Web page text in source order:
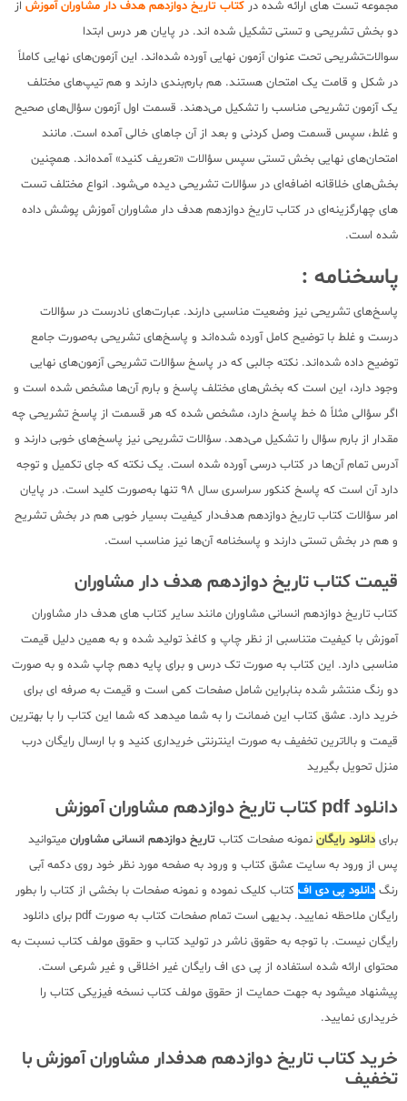
مجموعه تست های ارائه شده در کتاب تاریخ دوازدهم هدف دار مشاوران آموزش از
دو بخش تشریحی و تستی تشکیل شده اند. در پایان هر درس ابتدا
سوالات‌تشریحی تحت عنوان آزمون نهایی آورده شده‌اند. این آزمون‌های نهایی کاملاً
در شکل و قامت یک امتحان هستند. هم بارم‌بندی دارند و هم تیپ‌های مختلف
یک آزمون تشریحی مناسب را تشکیل می‌دهند. قسمت اول آزمون سؤال‌های صحیح
و غلط، سپس قسمت وصل کردنی و بعد از آن جاهای خالی آمده است. مانند
امتحان‌های نهایی بخش تستی سپس سؤالات «تعریف کنید» آمده‌اند. همچنین
بخش‌های خلاقانه اضافه‌ای در سؤالات تشریحی دیده می‌شود. انواع مختلف تست
های چهارگزینه‌ای در کتاب تاریخ دوازدهم هدف دار مشاوران آموزش پوشش داده‌
شده است.
پاسخنامه :
پاسخ‌های تشریحی نیز وضعیت مناسبی دارند. عبارت‌های نادرست در سؤالات
درست و غلط با توضیح کامل آورده شده‌اند و پاسخ‌های تشریحی به‌صورت جامع
توضیح داده‌ شده‌اند. نکته جالبی که در پاسخ سؤالات تشریحی آزمون‌های نهایی
وجود دارد، این است که بخش‌های مختلف پاسخ و بارم‌ آن‌ها مشخص‌ شده است و
اگر سؤالی مثلاً ۵ خط پاسخ دارد، مشخص‌ شده که هر قسمت از پاسخ تشریحی چه
مقدار از بارم سؤال را تشکیل می‌دهد. سؤالات تشریحی نیز پاسخ‌های خوبی دارند و
آدرس تمام آن‌ها در کتاب درسی آورده شده است. یک نکته که جای تکمیل و توجه
دارد آن است که پاسخ کنکور سراسری سال ۹۸ تنها به‌صورت کلید است. در پایان
امر سؤالات کتاب تاریخ دوازدهم هدف‌دار کیفیت بسیار خوبی هم در بخش تشریح
و هم در بخش تستی دارند و پاسخنامه آن‌ها نیز مناسب است.
قیمت کتاب تاریخ دوازدهم هدف دار مشاوران
کتاب تاریخ دوازدهم انسانی مشاوران مانند سایر کتاب های هدف دار مشاوران
آموزش با کیفیت متناسبی از نظر چاپ و کاغذ تولید شده و به همین دلیل قیمت
مناسبی دارد. این کتاب به صورت تک درس و برای پایه دهم چاپ شده و به صورت
دو رنگ منتشر شده بنابراین شامل صفحات کمی است و قیمت به صرفه ای برای
خرید دارد. عشق کتاب این ضمانت را به شما میدهد که شما این کتاب را با بهترین
قیمت و بالاترین تخفیف به صورت اینترنتی خریداری کنید و با ارسال رایگان درب
منزل تحویل بگیرید
دانلود pdf کتاب تاریخ دوازدهم مشاوران آموزش
برای دانلود رایگان نمونه صفحات کتاب تاریخ دوازدهم انسانی مشاوران میتوانید
پس از ورود به سایت عشق کتاب و ورود به صفحه مورد نظر خود روی دکمه آبی
رنگ دانلود پی دی اف کتاب کلیک نموده و نمونه صفحات با بخشی از کتاب را بطور
رایگان ملاحظه نمایید. بدیهی است تمام صفحات کتاب به صورت pdf برای دانلود
رایگان نیست. با توجه به حقوق ناشر در تولید کتاب و حقوق مولف کتاب نسبت به
محتوای ارائه شده استفاده از پی دی اف رایگان غیر اخلاقی و غیر شرعی است.
پیشنهاد میشود به جهت حمایت از حقوق مولف کتاب نسخه فیزیکی کتاب را
خریداری نمایید.
خرید کتاب تاریخ دوازدهم هدفدار مشاوران آموزش با
تخفیف